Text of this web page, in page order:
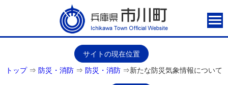
サイトの現在位置
トップ⇒ 防災・消防 ⇒ 防災・消防 ⇒新たな防災気象情報について